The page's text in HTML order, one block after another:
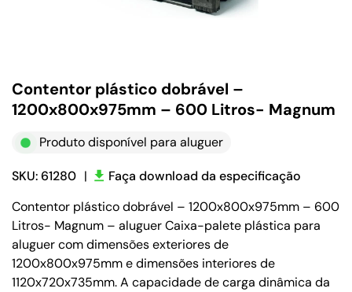
Contentor plástico dobrável –
1200x800x975mm – 600 Litros- Magnum
Produto disponível para aluguer
SKU: 61280 |
Faça download da especificação
Contentor plástico dobrável – 1200x800x975mm – 600
Litros- Magnum – aluguer Caixa-palete plástica para
aluguer com dimensões exteriores de
1200x800x975mm e dimensões interiores de
1120x720x735mm. A capacidade de carga dinâmica da